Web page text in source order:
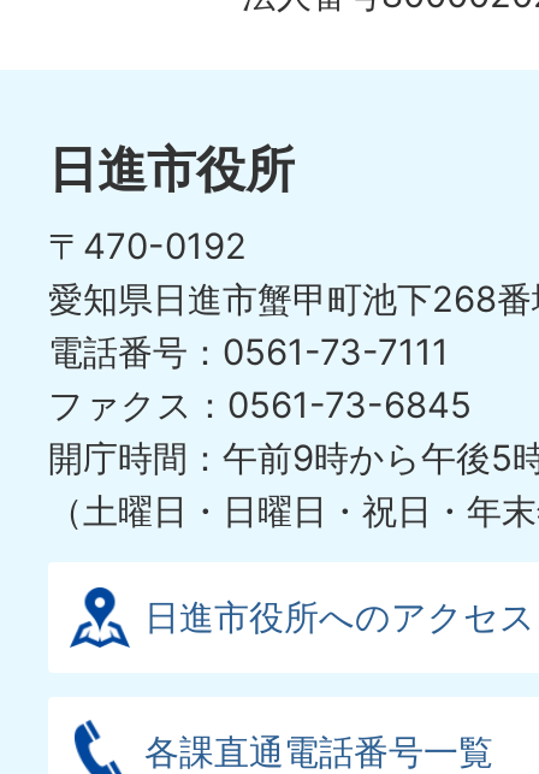
イ
目
の
ス
ラ
イ
ド
日進市役所
〒470-0192
愛知県日進市蟹甲町池下268
電話番号：0561-73-7111
ファクス：0561-73-6845
開庁時間：午前9時から午後5
（土曜日・日曜日・祝日・年
日進市役所へのアクセス
各課直通電話番号一覧